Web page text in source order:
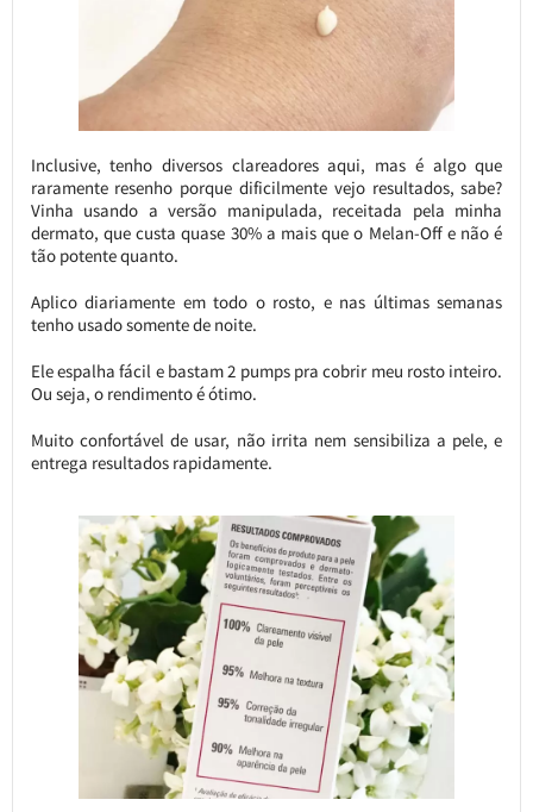
Inclusive, tenho diversos clareadores aqui, mas é algo que
raramente resenho porque dificilmente vejo resultados, sabe?
Vinha usando a versão manipulada, receitada pela minha
dermato, que custa quase 30% a mais que o Melan-Off e não é
tão potente quanto.
Aplico diariamente em todo o rosto, e nas últimas semanas
tenho usado somente de noite.
Ele espalha fácil e bastam 2 pumps pra cobrir meu rosto inteiro.
Ou seja, o rendimento é ótimo.
Muito confortável de usar, não irrita nem sensibiliza a pele, e
entrega resultados rapidamente.